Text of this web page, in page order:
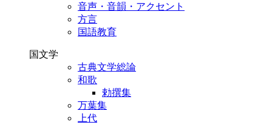
音声・音韻・アクセント
方言
国語教育
国文学
古典文学総論
和歌
勅撰集
万葉集
上代